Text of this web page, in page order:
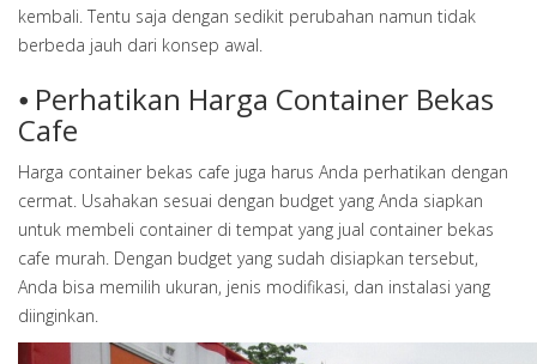
kembali. Tentu saja dengan sedikit perubahan namun tidak
berbeda jauh dari konsep awal.
⦁ Perhatikan Harga Container Bekas
Cafe
Harga container bekas cafe juga harus Anda perhatikan dengan
cermat. Usahakan sesuai dengan budget yang Anda siapkan
untuk membeli container di tempat yang jual container bekas
cafe murah. Dengan budget yang sudah disiapkan tersebut,
Anda bisa memilih ukuran, jenis modifikasi, dan instalasi yang
diinginkan.